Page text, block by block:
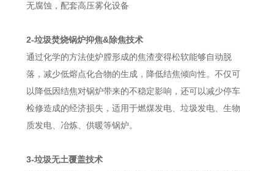
无腐蚀，配套高压雾化设备
2-垃圾焚烧锅炉抑焦&除焦技术
通过化学的方法使炉膛形成的焦渣变得松软能够自动脱
落，减少低熔点化合物的生成，降低结焦倾向性。不仅可
以降低因结焦对锅炉带来的不稳定影响，还可以减少停车
检修造成的经济损失，适用于燃煤发电、垃圾发电、生物
质发电、冶炼、供暖等锅炉。
3-垃圾无土覆盖技术